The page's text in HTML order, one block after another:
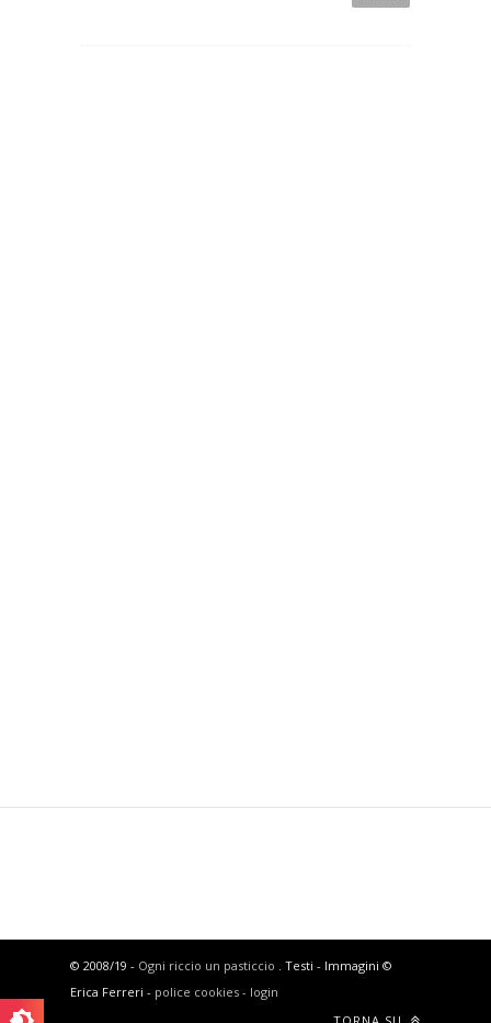
© 2008/19 - Ogni riccio un pasticcio
. Testi - Immagini ©
Erica Ferreri - police cookies - login